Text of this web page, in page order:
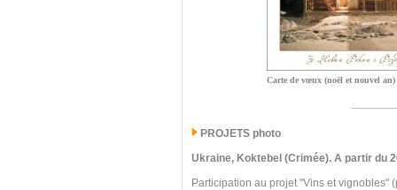
Carte de vœux (noël et nouvel an)
PROJETS photo
Ukraine, Koktebel (Crimée). A partir du
Participation au projet "Vins et vignobles"